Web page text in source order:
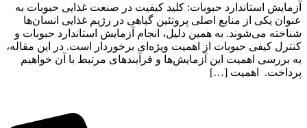
آزمایش استاندارد حبوبات: کلید کیفیت در صنعت غذایی حبوبات به
عنوان یکی از منابع اصلی پروتئین گیاهی در رژیم غذایی انسان‌ها
شناخته می‌شوند. به همین دلیل، انجام آزمایش استاندارد حبوبات و
کنترل کیفی حبوبات از اهمیت ویژه‌ای برخوردار است. در این مقاله،
به بررسی اهمیت این آزمایش‌ها و فرآیندهای مرتبط با آن خواهیم
پرداخت. اهمیت […]